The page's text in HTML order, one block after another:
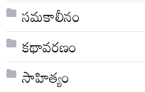
సమకాలీనం
కథావరణం
సాహిత్యం